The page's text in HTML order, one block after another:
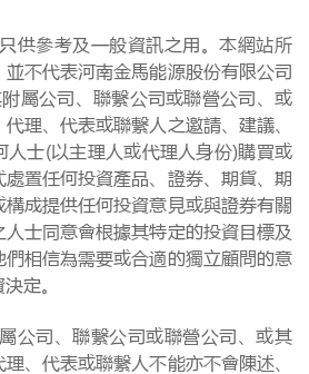
參考及一般資訊之用。本網站所
不代表河南金馬能源股份有限公司
屬公司、聯繫公司或聯營公司、或
理、代表或聯繫人之邀請、建議、
人士(以主理人或代理人身份)購買或
置任何投資產品、證券、期貨、期
成提供任何投資意見或與證券有關
士同意會根據其特定的投資目標及
相信為需要或合適的獨立顧問的意
定。
司、聯繫公司或聯營公司、或其
、代表或聯繫人不能亦不會陳述、